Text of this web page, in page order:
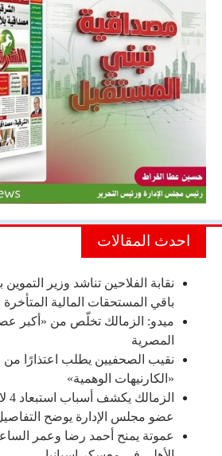
احدث المقالات
نقابة الفلاحين تناشد وزير
باقي المستحقات المالية
ميدو: الزمالك تخلّص من «أكبر
المصرية
نقيب الصحفيين يطلب اعتذارًا
«الكارنيهات الوهمية»
عضو مجلس الإدارة يوضح التفاصيل
عموتة يمنح أحمد رضا وعمر